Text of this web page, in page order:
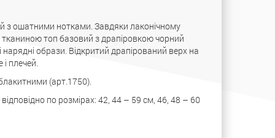
з ошатними нотками. Завдяки лаконічному
топ базовий з драпіровкою чорний
образи. Відкритий драпірований верх на
плечей.
(арт.1750).
по розмірах: 42, 44 – 59 см, 46, 48 – 60